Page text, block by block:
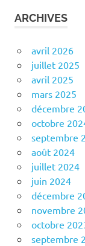
ARCHIVES
avril 2026
juillet 2025
avril 2025
mars 2025
décembre
octobre
septembre
août 2024
juillet 2024
juin 2024
décembre
novembre
octobre
septembre